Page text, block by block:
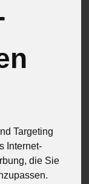
Targeting
Internet-
die Sie